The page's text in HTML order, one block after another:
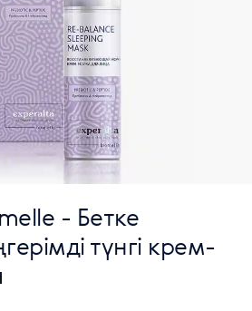
- Бетке
түнгі крем-